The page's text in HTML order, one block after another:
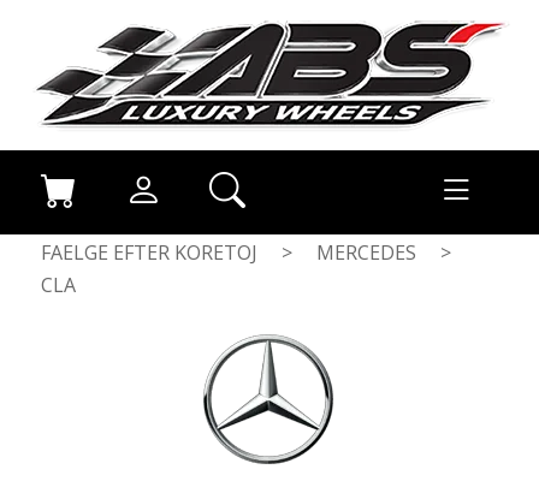
FAELGE EFTER KORETOJ > MERCEDES
>
CLA